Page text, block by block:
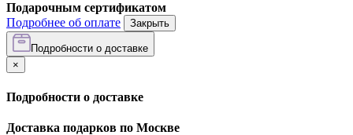
Подарочным сертификатом
Подробнее об оплате
Закрыть
Подробности о доставке
×
Подробности о доставке
Доставка подарков по Москве